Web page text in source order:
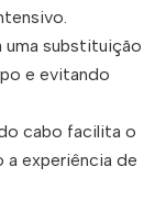
uma substituição
e evitando
cabo facilita o
a experiência de